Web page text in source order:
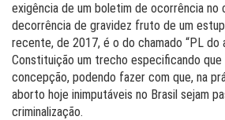
exigência de um boletim de ocorrência no
decorrência de gravidez fruto de um
recente, de 2017, é o do chamado “PL do
Constituição um trecho especificando que
concepção, podendo fazer com que, na
aborto hoje inimputáveis no Brasil sejam
criminalização.